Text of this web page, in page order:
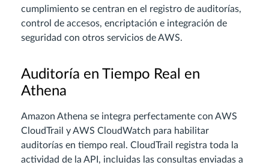
cumplimiento se centran en el registro de auditorías,
control de accesos, encriptación e integración de
seguridad con otros servicios de AWS.
Auditoría en Tiempo Real en
Athena
Amazon Athena se integra perfectamente con AWS
CloudTrail y AWS CloudWatch para habilitar
auditorías en tiempo real. CloudTrail registra toda la
actividad de la API, incluidas las consultas enviadas a